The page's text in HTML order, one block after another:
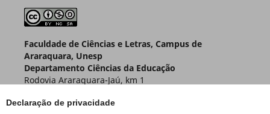
Declaração de privacidade
Faculdade de Ciências e Letras, Campus de
Araraquara, Unesp
Departamento Ciências da Educação
Rodovia Araraquara-Jaú, km 1
Araraquara – SP – Brasil